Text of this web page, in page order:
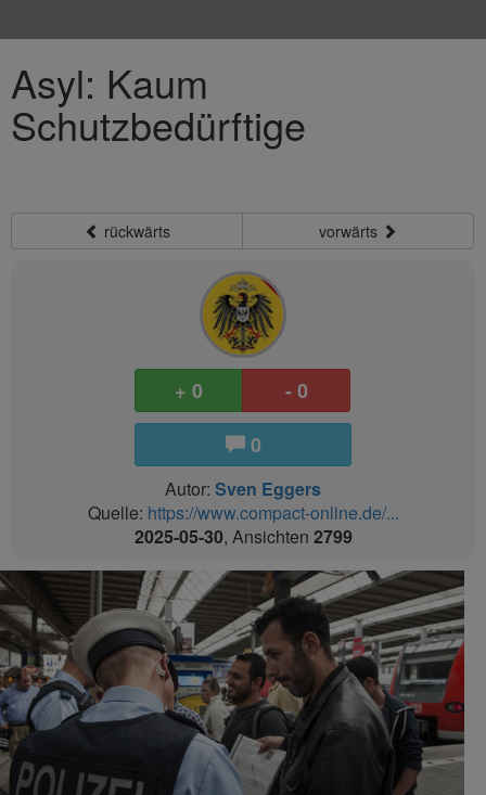
Asyl: Kaum
Schutzbedürftige
rückwärts vorwärts
+ 0
- 0
0
Autor: Sven Eggers
Quelle: https://www.compact-online.de/...
2025-05-30, Ansichten 2799